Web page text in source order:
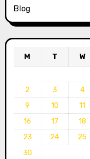
Blog
M T W
2
3 4
9
10 11
16
17 18
23
24 25
30